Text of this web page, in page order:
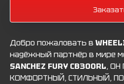
Добро пожаловать в
надёжный партнёр в мире
SANCHEZ FURY CB300RL, ОН
КОМФОРТНЫЙ, СТИЛЬНЫЙ,